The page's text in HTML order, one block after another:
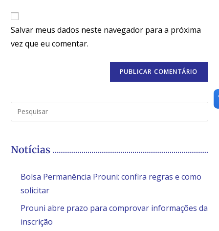
Salvar meus dados neste navegador para a próxima
vez que eu comentar.
Notícias
Bolsa Permanência Prouni: confira regras e como
solicitar
Prouni abre prazo para comprovar informações da
inscrição